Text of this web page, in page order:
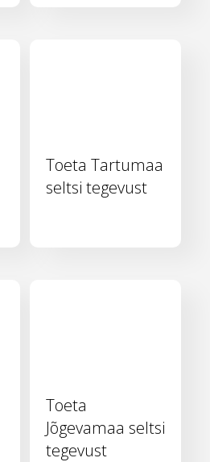
Toeta Tartumaa
seltsi tegevust
Toeta
Jõgevamaa seltsi
tegevust